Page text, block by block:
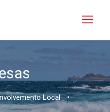
Local •